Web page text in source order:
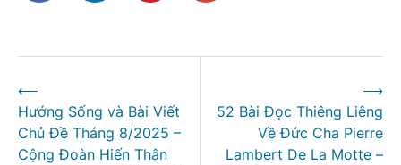
hướng
bài
viết
⟵
Hướng Sống và Bài Viết
Chủ Đề Tháng 8/2025 –
Cộng Đoàn Hiến Thân
52 Bài Đọc Thiêng Liêng
Về Đức Cha Pierre
Lambert De La Motte –
⟶